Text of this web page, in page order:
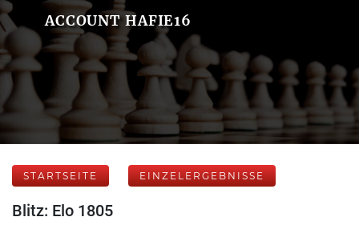
ACCOUNT HAFIE16
STARTSEITE EINZELERGEBNISSE
Blitz: Elo 1805